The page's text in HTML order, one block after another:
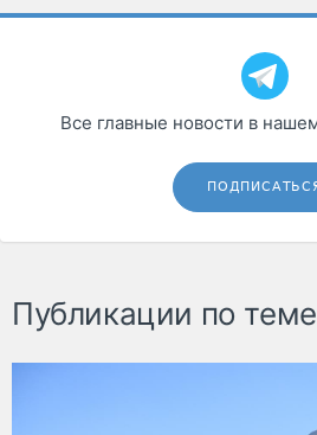
Все главные новости в
Публикации по теме